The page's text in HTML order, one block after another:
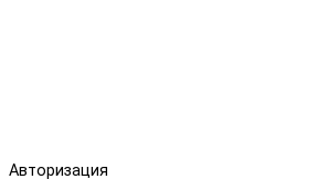
Авторизация